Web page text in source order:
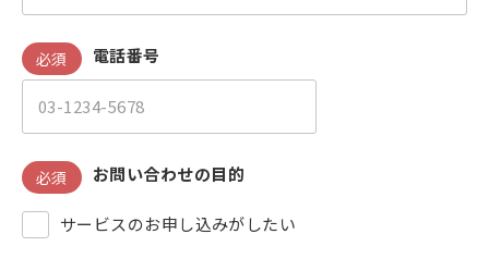
必須 電話番号
必須 お問い合わせの目的
サービスのお申し込みがしたい